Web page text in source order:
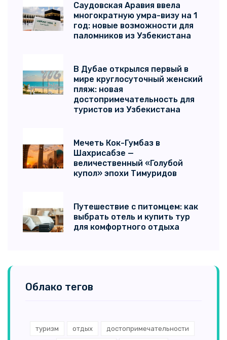
Саудовская Аравия ввела
многократную умра-визу на 1
год: новые возможности для
паломников из Узбекистана
В Дубае открылся первый в
мире круглосуточный женский
пляж: новая
достопримечательность для
туристов из Узбекистана
Мечеть Кок-Гумбаз в
Шахрисабзе —
величественный «Голубой
купол» эпохи Тимуридов
Путешествие с питомцем: как
выбрать отель и купить тур
для комфортного отдыха
Облако тегов
туризм отдых достопримечательности